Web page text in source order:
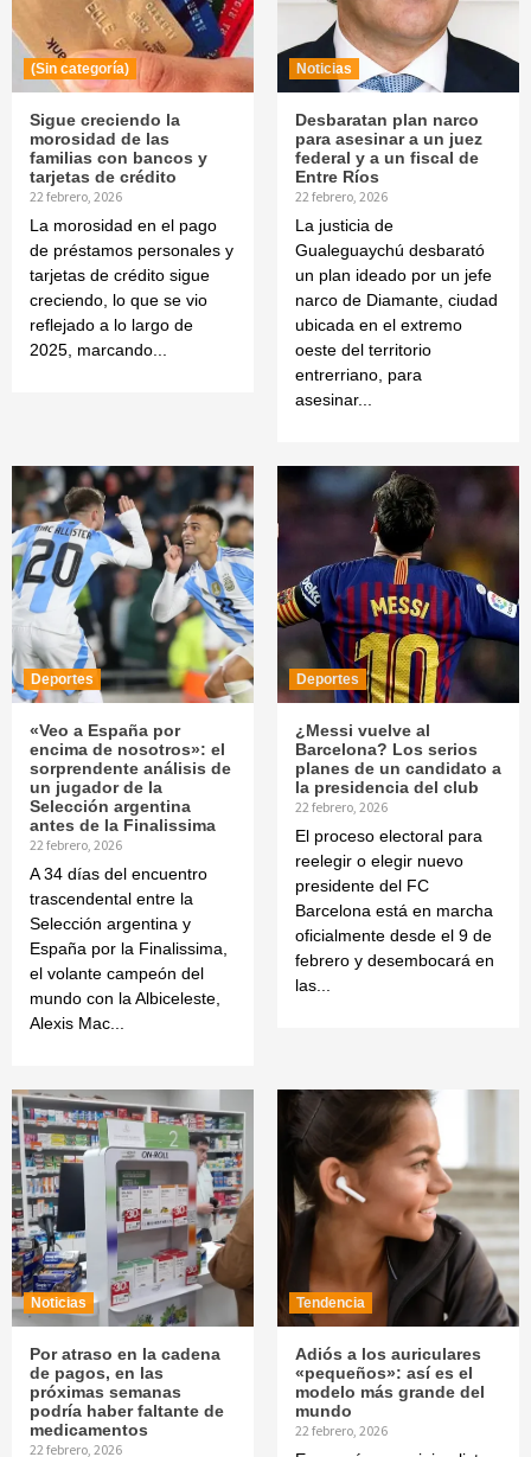
(Sin categoría)
Sigue creciendo la
morosidad de las
familias con bancos y
tarjetas de crédito
22 febrero, 2026
La morosidad en el pago
de préstamos personales y
tarjetas de crédito sigue
creciendo, lo que se vio
reflejado a lo largo de
2025, marcando...
Noticias
Desbaratan plan narco
para asesinar a un juez
federal y a un fiscal de
Entre Ríos
22 febrero, 2026
La justicia de
Gualeguaychú desbarató
un plan ideado por un jefe
narco de Diamante, ciudad
ubicada en el extremo
oeste del territorio
entrerriano, para
asesinar...
Deportes
«Veo a España por
encima de nosotros»: el
sorprendente análisis de
un jugador de la
Selección argentina
antes de la Finalissima
22 febrero, 2026
A 34 días del encuentro
trascendental entre la
Selección argentina y
España por la Finalissima,
el volante campeón del
mundo con la Albiceleste,
Alexis Mac...
Deportes
¿Messi vuelve al
Barcelona? Los serios
planes de un candidato a
la presidencia del club
22 febrero, 2026
El proceso electoral para
reelegir o elegir nuevo
presidente del FC
Barcelona está en marcha
oficialmente desde el 9 de
febrero y desembocará en
las...
Noticias
Por atraso en la cadena
de pagos, en las
próximas semanas
podría haber faltante de
medicamentos
22 febrero, 2026
Tendencia
Adiós a los auriculares
«pequeños»: así es el
modelo más grande del
mundo
22 febrero, 2026